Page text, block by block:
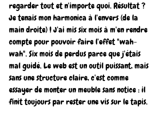
regarder tout et n'importe quoi. Résultat ?
Je tenais mon harmonica à l'envers (de la
main droite) ! J'ai mis six mois à m'en rendre
compte pour pouvoir faire l'effet "wah-
wah". Six mois de perdus parce que j'étais
mal guidé. Le web est un outil puissant, mais
sans une structure claire, c'est comme
essayer de monter un meuble sans notice : il
finit toujours par rester une vis sur le tapis.